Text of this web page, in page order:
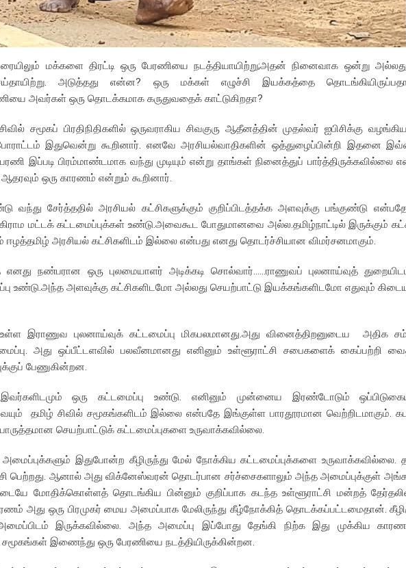
மக்களை திரட்டி ஒரு பேரணியை நடத்தியாயிற்று;அதன் நினைவாக ஒன்று
அடுத்தது என்ன? ஒரு மக்கள் எழுச்சி இயக்கத்தை
அவர்கள் ஒரு தொடக்கமாக கருதுவதைக் காட்டுகிறதா?
சமூகப் பிரதிநிதிகளில் ஒருவராகிய சிவகுரு ஆதீனத்தின் முதல்வர் ஐபிசிக்கு
போராட்டம் இதுவென்று கூறினார். எனவே அரசியல்வாதிகளின் ஒத்துழைப்பின்றி இதனை
இப்படி பிரம்மாண்டமாக வந்து முடியும் என்று தாங்கள் நினைத்துப்
ஒரு காரணம் என்றும் கூறினார்.
சேர்த்ததில் அரசியல் கட்சிகளுக்கும் குறிப்பிடத்தக்க அளவுக்கு பங்குண்டு
மட்டக் கட்டமைப்புக்கள் உண்டு.அவைகூட போதுமானவை அல்ல.தமிழ்நாட்டில் இருக்கும்
அரசியல் கட்சிகளிடம் இல்லை என்பது எனது தொடர்ச்சியான விமர்சனமாகும்.
நண்பரான ஒரு புலமையாளர் அடிக்கடி சொல்வார்……ராணுவப் புலனாய்வுத்
உண்டு.அந்த அளவுக்கு கட்சிகளிடமோ அல்லது செயற்பாட்டு இயக்கங்களிடமோ எதுவும்
உள்ள இராணுவ புலனாய்வுக் கட்டமைப்பு மிகபலமானது.அது வினைத்திறனுடைய அதிக
அது ஒப்பீட்டளவில் பலவீனமானது எனினும் உள்ளூராட்சி சபைகளைக் கைப்பற்றி
பேணுகின்றன.
ஒரு கட்டமைப்பு உண்டு. எனினும் முன்னைய இரண்டோடும்
தமிழ் சிவில் சமூகங்களிடம் இல்லை என்பதே இங்குள்ள பாரதூரமான வெற்றிடமாகும்.
செயற்பாட்டுக் கட்டமைப்புகளை உருவாக்கவில்லை.
இதுபோன்ற கீழிருந்து மேல் நோக்கிய கட்டமைப்புக்களை உருவாக்கவில்லை.
பெற்றது. ஆனால் அது விக்னேஸ்வரன் தொடர்பான சர்ச்சைகளாலும் அந்த அமைப்புக்குள்
மோதிக்கொள்ளத் தொடங்கிய பின்னும் குறிப்பாக கடந்த உள்ளூராட்சி மன்றத்
அது ஒரு பிரமுகர் மைய அமைப்பாக மேலிருந்து கீழ்நோக்கித் தொடக்கப்பட்டமைதான்.
இருக்கவில்லை. அந்த அமைப்பு இப்போது தேங்கி நிற்க இது முக்கிய
சமூகங்கள் இணைந்து ஒரு பேரணியை நடத்தியிருக்கின்றன.